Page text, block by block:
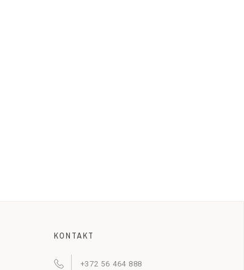
KONTAKT
+372 56 464 888